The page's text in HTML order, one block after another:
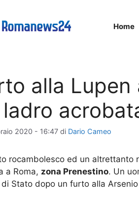
Home
alla
2020 - 16:47 di Dario Cameo
rocambolesco ed un altrettanto
a Roma, zona Prenestino. Un
di Stato dopo un furto alla